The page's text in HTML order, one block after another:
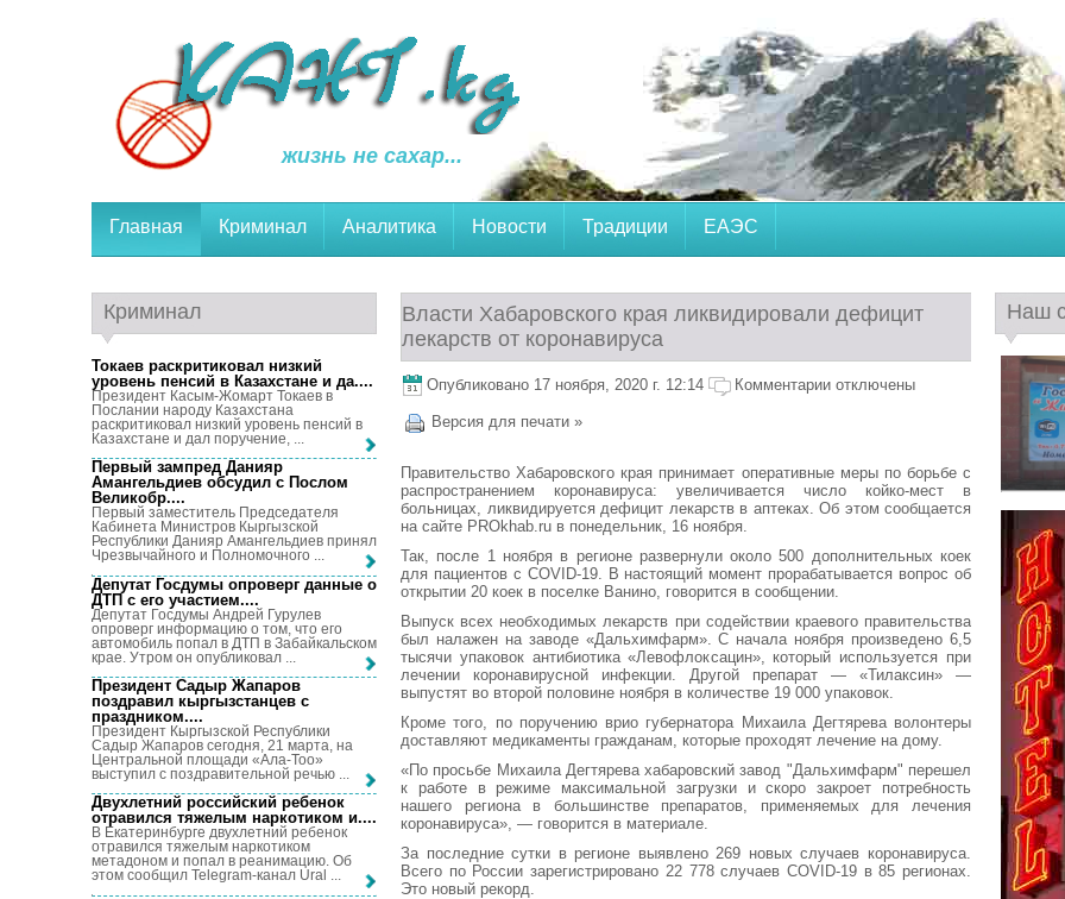
жизнь не сахар...
Главная Криминал Аналитика Новости Традиции ЕАЭС
Власти Хабаровского края ликвидировали дефицит
лекарств от коронавируса
Опубликовано 17 ноября, 2020 г. 12:14 Комментарии отключены
Версия для печати »
Правительство Хабаровского края принимает оперативные меры по борьбе с
распространением коронавируса: увеличивается число койко-мест в
больницах, ликвидируется дефицит лекарств в аптеках. Об этом сообщается
на сайте PROkhab.ru в понедельник, 16 ноября.
Так, после 1 ноября в регионе развернули около 500 дополнительных коек
для пациентов с COVID-19. В настоящий момент прорабатывается вопрос об
открытии 20 коек в поселке Ванино, говорится в сообщении.
Выпуск всех необходимых лекарств при содействии краевого правительства
был налажен на заводе «Дальхимфарм». С начала ноября произведено 6,5
тысячи упаковок антибиотика «Левофлоксацин», который используется при
лечении коронавирусной инфекции. Другой препарат — «Тилаксин» —
выпустят во второй половине ноября в количестве 19 000 упаковок.
Кроме того, по поручению врио губернатора Михаила Дегтярева волонтеры
доставляют медикаменты гражданам, которые проходят лечение на дому.
«По просьбе Михаила Дегтярева хабаровский завод "Дальхимфарм" перешел
к работе в режиме максимальной загрузки и скоро закроет потребность
нашего региона в большинстве препаратов, применяемых для лечения
коронавируса», — говорится в материале.
За последние сутки в регионе выявлено 269 новых случаев коронавируса.
Всего по России зарегистрировано 22 778 случаев COVID-19 в 85 регионах.
Это новый рекорд.
Криминал
Токаев раскритиковал низкий
уровень пенсий в Казахстане и да....
Президент Касым-Жомарт Токаев в
Послании народу Казахстана
раскритиковал низкий уровень пенсий в
Казахстане и дал поручение, ...
Первый зампред Данияр
Амангельдиев обсудил с Послом
Великобр....
Первый заместитель Председателя
Кабинета Министров Кыргызской
Республики Данияр Амангельдиев принял
Чрезвычайного и Полномочного ...
Депутат Госдумы опроверг данные о
ДТП с его участием....
Депутат Госдумы Андрей Гурулев
опроверг информацию о том, что его
автомобиль попал в ДТП в Забайкальском
крае. Утром он опубликовал ...
Президент Садыр Жапаров
поздравил кыргызстанцев с
праздником....
Президент Кыргызской Республики
Садыр Жапаров сегодня, 21 марта, на
Центральной площади «Ала-Тоо»
выступил с поздравительной речью ...
Двухлетний российский ребенок
отравился тяжелым наркотиком и....
В Екатеринбурге двухлетний ребенок
отравился тяжелым наркотиком
метадоном и попал в реанимацию. Об
этом сообщил Telegram-канал Ural ...
Наш